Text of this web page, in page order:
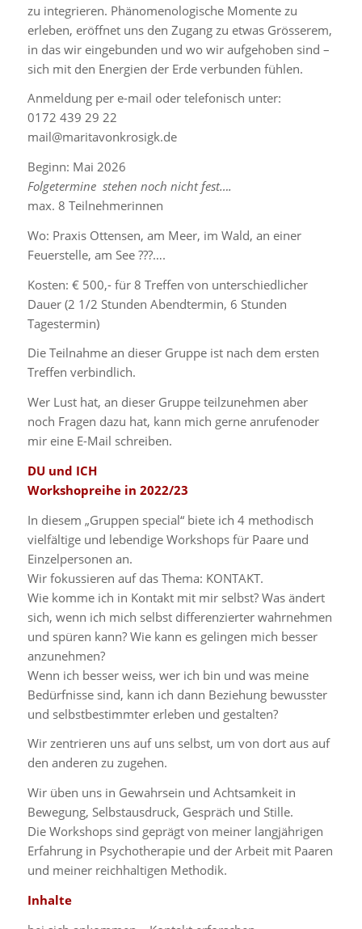
zu integrieren. Phänomenologische Momente zu
erleben, eröffnet uns den Zugang zu etwas Grösserem,
in das wir eingebunden und wo wir aufgehoben sind –
sich mit den Energien der Erde verbunden fühlen.
Anmeldung per e-mail oder telefonisch unter:
0172 439 29 22
mail@maritavonkrosigk.de
Beginn: Mai 2026
Folgetermine stehen noch nicht fest….
max. 8 Teilnehmerinnen
Wo: Praxis Ottensen, am Meer, im Wald, an einer
Feuerstelle, am See ???….
Kosten: € 500,- für 8 Treffen von unterschiedlicher
Dauer (2 1/2 Stunden Abendtermin, 6 Stunden
Tagestermin)
Die Teilnahme an dieser Gruppe ist nach dem ersten
Treffen verbindlich.
Wer Lust hat, an dieser Gruppe teilzunehmen aber
noch Fragen dazu hat, kann mich gerne anrufenoder
mir eine E-Mail schreiben.
DU und ICH
Workshopreihe in 2022/23
In diesem „Gruppen special“ biete ich 4 methodisch
vielfältige und lebendige Workshops für Paare und
Einzelpersonen an.
Wir fokussieren auf das Thema: KONTAKT.
Wie komme ich in Kontakt mit mir selbst? Was ändert
sich, wenn ich mich selbst differenzierter wahrnehmen
und spüren kann? Wie kann es gelingen mich besser
anzunehmen?
Wenn ich besser weiss, wer ich bin und was meine
Bedürfnisse sind, kann ich dann Beziehung bewusster
und selbstbestimmter erleben und gestalten?
Wir zentrieren uns auf uns selbst, um von dort aus auf
den anderen zu zugehen.
Wir üben uns in Gewahrsein und Achtsamkeit in
Bewegung, Selbstausdruck, Gespräch und Stille.
Die Workshops sind geprägt von meiner langjährigen
Erfahrung in Psychotherapie und der Arbeit mit Paaren
und meiner reichhaltigen Methodik.
Inhalte